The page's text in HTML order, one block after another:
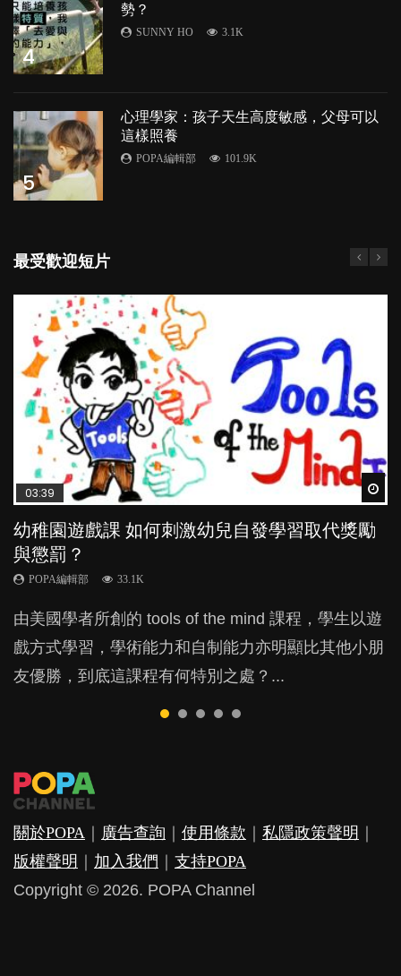
4
勢？
SUNNY HO 3.1K
5
心理學家：孩子天生高度敏感，父母可以
這樣照養
POPA編輯部 101.9K
最受歡迎短片
03:39
幼稚園遊戲課 如何刺激幼兒自發學習取代獎勵
與懲罰？
POPA編輯部 33.1K
由美國學者所創的 tools of the mind 課程，學生以遊
戲方式學習，學術能力和自制能力亦明顯比其他小朋
友優勝，到底這課程有何特別之處？...
04:59
幼兒playgroup真係玩耍中學習？研究指BB 15個
月大前上堂不見效果
POPA編輯部 47.1K
現今小朋友的起跑線，愈推愈前。雖然政府並無官方
的統計數字，但粗略估算，香港至少有六、七百家早
期教育中心，但孩子是否愈早上Playgroup愈好？...
03:02
老公患產後憂鬱症對BB的影響
POPA編輯部
鬱，影響日常生活，嚴重的甚至會有自殺，或傷害小
朋友的念頭。但為何爸爸患上產後抑鬱往往難以察
覺？...
04:18
凡事以BB為中心，就係好爸媽？｜別忽視父母
的身心虛耗
POPA編輯部 31.5K
父母日夜無間、身心俱疲地照顧BB，如何做到正向
教養？部份父母更會為了小朋友放棄自己的嗜好、減
少出席朋友聚會等等，你以為會換來美好的親子關
04:06
全職好？在職好？｜全職媽媽與在職媽媽的壓
力與價值
POPA編輯部 25.8K
許多媽媽心底可能都有一刻掙扎過：究竟全職好，還
是在職好。雖說每個家庭都有自己的獨特狀況和考慮
因素，但原來全職和在職媽媽所養育的子女其實都各
關於POPA 廣告查詢 使用條款 私隱政策聲明
版權聲明
加入我們
支持POPA
Copyright © 2026. POPA Channel